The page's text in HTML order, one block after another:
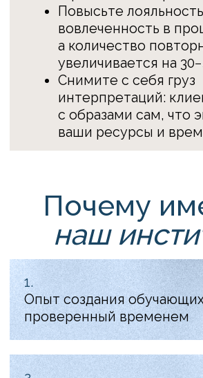
Неограниченный доступ к материалам
программы
тестирования знаний без
зазубривания материала
Тьютор на весь процесс обучения
Не просто теория, а практика
Супервизии в группе
с практикующими специалистами